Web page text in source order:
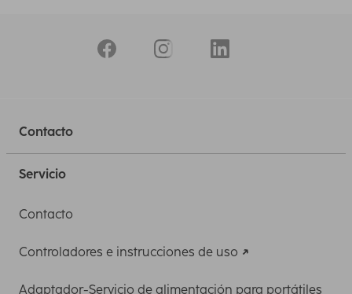
Contacto
Servicio
Contacto
Controladores e instrucciones de uso
Adaptador-Servicio de alimentación para portátiles